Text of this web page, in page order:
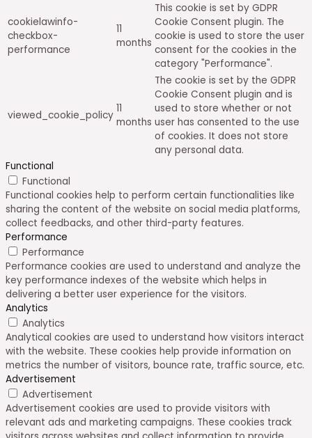
cookielawinfo-
checkbox-
performance
11
months
This cookie is set by GDPR
Cookie Consent plugin. The
cookie is used to store the user
consent for the cookies in the
category "Performance".
viewed_cookie_policy
11
months
The cookie is set by the GDPR
Cookie Consent plugin and is
used to store whether or not
user has consented to the use
of cookies. It does not store
any personal data.
Functional
Functional
Functional cookies help to perform certain functionalities like
sharing the content of the website on social media platforms,
collect feedbacks, and other third-party features.
Performance
Performance
Performance cookies are used to understand and analyze the
key performance indexes of the website which helps in
delivering a better user experience for the visitors.
Analytics
Analytics
Analytical cookies are used to understand how visitors interact
with the website. These cookies help provide information on
metrics the number of visitors, bounce rate, traffic source, etc.
Advertisement
Advertisement
Advertisement cookies are used to provide visitors with
relevant ads and marketing campaigns. These cookies track